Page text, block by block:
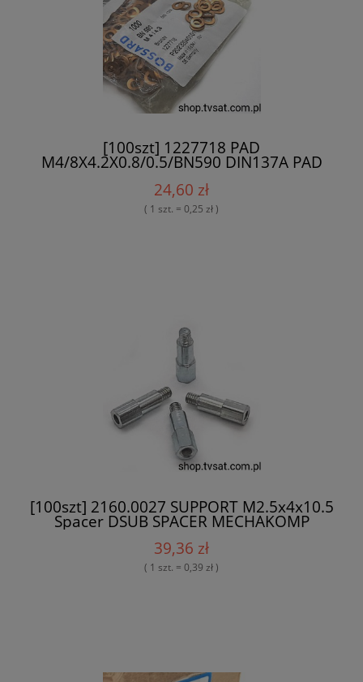
[100szt] 1227718 PAD
M4/8X4.2X0.8/0.5/BN590 DIN137A PAD
24,60 zł
( 1 szt. = 0,25 zł )
[100szt] 2160.0027 SUPPORT M2.5x4x10.5
Spacer DSUB SPACER MECHAKOMP
39,36 zł
( 1 szt. = 0,39 zł )